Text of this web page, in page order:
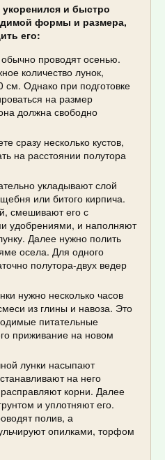
и быстро
формы и размера,
его:
проводят осенью.
количество лунок,
Однако при подготовке
на размер
должна свободно
сразу несколько кустов,
на расстоянии полутора
укладывают слой
или битого кирпича.
смешивают его с
удобрениями, и наполняют
Далее нужно полить
осела. Для одного
полутора-двух ведер
нужно несколько часов
из глины и навоза. Это
питательные
приживание на новом
лунки насыпают
на него
корни. Далее
и уплотняют его.
полив, а
опилками, торфом